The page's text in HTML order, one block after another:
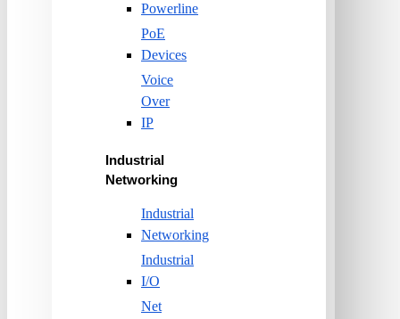
Powerline
PoE
Devices
Voice
Over
IP
Industrial
Networking
Industrial
Networking
Industrial
I/O
Net